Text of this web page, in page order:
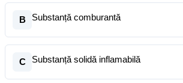
B Substanță comburantă
C Substanță solidă inflamabilă